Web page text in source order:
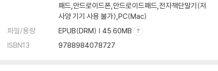
패드,안드로이드폰,안드로이드패드,전자책단말기(저
사양 기기 사용 불가),PC(Mac)
파일/용량
EPUB(DRM) | 45.60MB
ISBN13
9788984078727